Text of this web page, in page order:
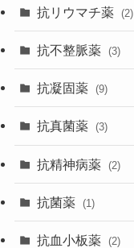
抗リウマチ薬 (2)
抗不整脈薬 (3)
抗凝固薬 (9)
抗真菌薬 (3)
抗精神病薬 (2)
抗菌薬 (1)
抗血小板薬 (2)